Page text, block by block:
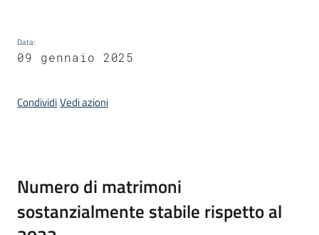
Data:
09 gennaio 2025
CondividiVedi azioni
Introduzione
Numero di matrimoni
sostanzialmente stabile rispetto al